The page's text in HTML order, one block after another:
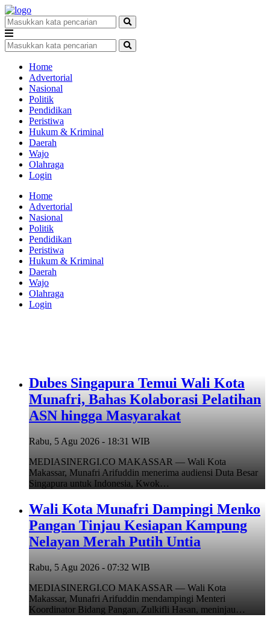
Home
Advertorial
Nasional
Politik
Pendidikan
Peristiwa
Hukum & Kriminal
Daerah
Wajo
Olahraga
Login
Home
Advertorial
Nasional
Politik
Pendidikan
Peristiwa
Hukum & Kriminal
Daerah
Wajo
Olahraga
Login
Dubes Singapura Temui Wali Kota
Munafri, Bahas Kolaborasi Pelatihan
ASN hingga Masyarakat
Rabu, 5 Agu 2026 - 18:31 WIB
MEDIASINERGI.CO MAKASSAR — Wali Kota
Makassar, Munafri Arifuddin menerima audiensi Duta Besar
Singapura untuk Indonesia, Kwok…
Wali Kota Munafri Dampingi Menko
Pangan Tinjau Kesiapan Kampung
Nelayan Merah Putih Untia
Rabu, 5 Agu 2026 - 07:32 WIB
MEDIASINERGI.CO MAKASSAR — Wali Kota
Makassar, Munafri Arifuddin mendampingi Menteri
Koordinator Bidang Pangan, Zulkifli Hasan, meninjau…